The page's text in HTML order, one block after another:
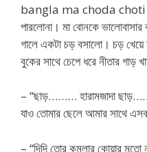
bangla ma choda choti
পারলোনা। মা বোনকে ভালোবাসার
গালে একটা চড় বসালো। চড়
বুকের সাথে চেপে ধরে নীতার গাড়
– “ছাড়……… হারামজাদা
যাও তোমার ছেলে আমার সাথে
– “দিদি তোর কমলার কোয়ার মতো